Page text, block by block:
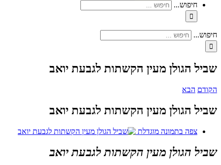
חיפוש...
חיפוש...
שביל הגולן מעין הקשתות לגבעת יואב
הקודם הבא
שביל הגולן מעין הקשתות לגבעת יואב
צפה בתמונה מוגדלת
שביל הגולן מעין הקשתות לגבעת יואב